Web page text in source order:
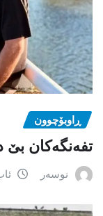
ڕاوبۆچوون
تفەنگەکان
نوسەر ئاب 5,